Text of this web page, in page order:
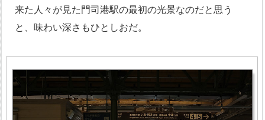
来た人々が見た門司港駅の最初の光景なのだと思う
と、味わい深さもひとしおだ。